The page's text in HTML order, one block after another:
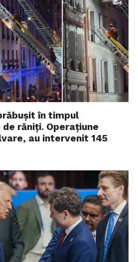
în timpul
răniți. Operațiune
au intervenit 145